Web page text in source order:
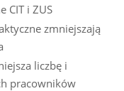
CIT i ZUS
zmniejszają
liczbę i
pracowników